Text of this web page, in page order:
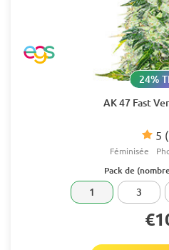
AK 47 Fast
5
24%
Féminisée
Pack de
1 3